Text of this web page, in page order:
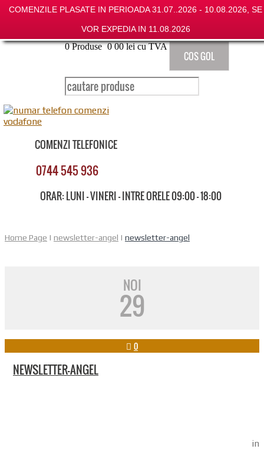
COMENZILE PLASATE IN PERIOADA 31.07..2026 - 10.08.2026, SE
VOR EXPEDIA IN 11.08.2026
0 Produse 0 00 lei cu TVA
COS GOL
COMENZI TELEFONICE
0744 545 936
ORAR: LUNI - VINERI - INTRE ORELE 09:00 - 18:00
Home Page | newsletter-angel | newsletter-angel
NOI
29
0
NEWSLETTER-ANGEL
in